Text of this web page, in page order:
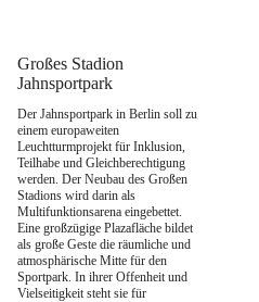
Großes Stadion
Jahnsportpark
Der Jahnsportpark in Berlin soll zu
einem europaweiten
Leuchtturmprojekt für Inklusion,
Teilhabe und Gleichberechtigung
werden. Der Neubau des Großen
Stadions wird darin als
Multifunktionsarena eingebettet.
Eine großzügige Plazafläche bildet
als große Geste die räumliche und
atmosphärische Mitte für den
Sportpark. In ihrer Offenheit und
Vielseitigkeit steht sie für